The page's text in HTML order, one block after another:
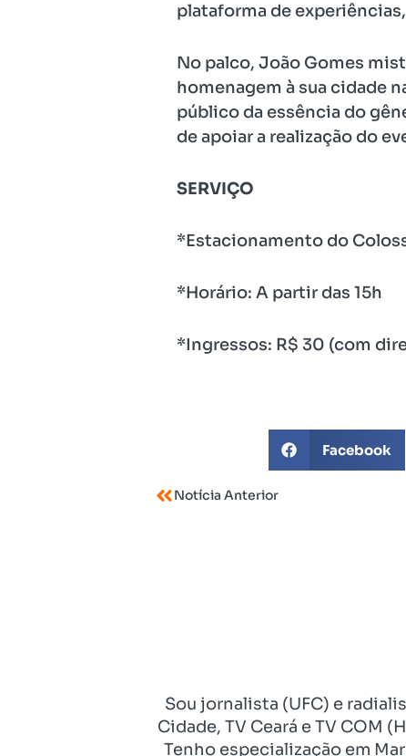
plataforma de
No palco, João Gomes
homenagem à sua cidade
público da essência do
de apoiar a realização do
SERVIÇO
*Estacionamento do
*Horário: A partir das 15h
*Ingressos: R$ 30 (com
Facebook
Notícia Anterior
Sou jornalista (UFC) e
Cidade, TV Ceará e TV COM
Tenho especialização em